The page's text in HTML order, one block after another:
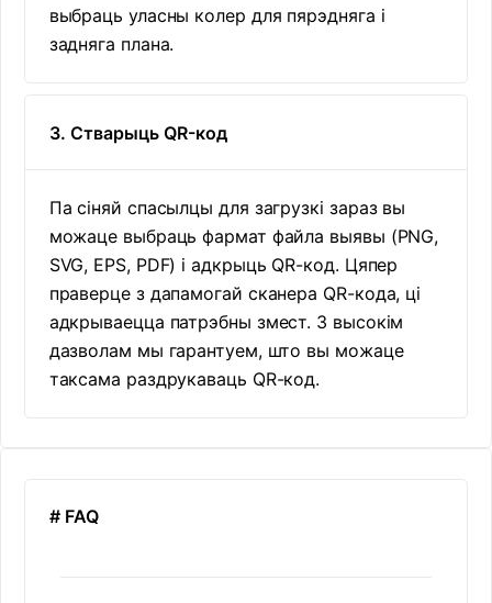
выбраць уласны колер для пярэдняга і
задняга плана.
3. Стварыць QR-код
Па сіняй спасылцы для загрузкі зараз вы
можаце выбраць фармат файла выявы (PNG,
SVG, EPS, PDF) і адкрыць QR-код. Цяпер
праверце з дапамогай сканера QR-кода, ці
адкрываецца патрэбны змест. З высокім
дазволам мы гарантуем, што вы можаце
таксама раздрукаваць QR-код.
# FAQ